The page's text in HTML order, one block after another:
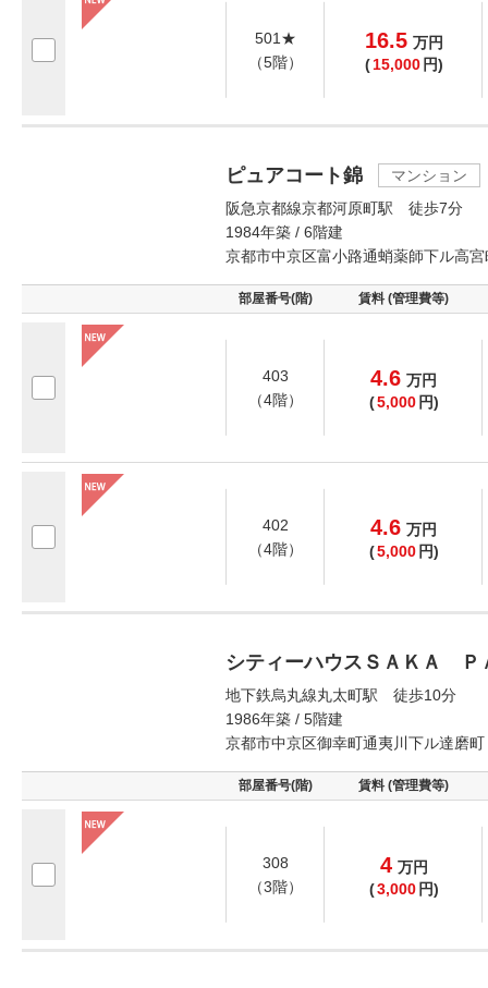
501★
（5階）
16.5 万円
( 15,000 円)
ピュアコート錦
マンション
阪急京都線京都河原町駅 徒歩7分
1984年築 / 6階建
京都市中京区富小路通蛸薬師下ル高宮
部屋番号(階) 賃料 (管理費等)
403
（4階）
4.6 万円
(5,000 円)
402
（4階）
4.6 万円
(5,000 円)
シティーハウスＳＡＫＡ
地下鉄烏丸線丸太町駅 徒歩10分
1986年築 / 5階建
京都市中京区御幸町通夷川下ル達磨町
部屋番号(階) 賃料 (管理費等)
308
（3階）
4 万円
(3,000 円)